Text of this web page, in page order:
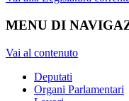
MENU DI
Vai al contenuto
Deputati
Organi Parlamentari